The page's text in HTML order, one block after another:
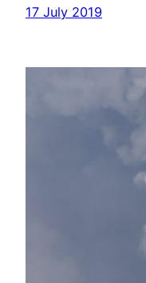
17 July 2019